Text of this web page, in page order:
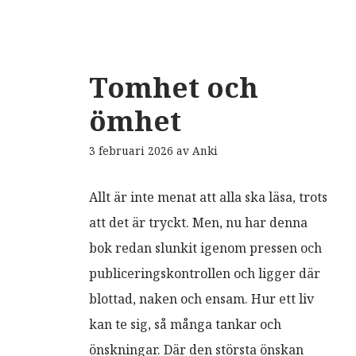
Tomhet och
ömhet
3 februari 2026 av Anki
Allt är inte menat att alla ska läsa, trots
att det är tryckt. Men, nu har denna
bok redan slunkit igenom pressen och
publiceringskontrollen och ligger där
blottad, naken och ensam. Hur ett liv
kan te sig, så många tankar och
önskningar. Där den största önskan